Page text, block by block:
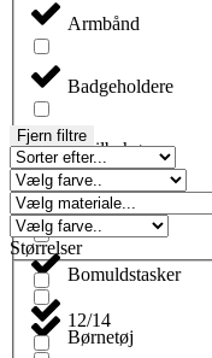
Armbånd
Badgeholdere
Biltilbehør
Blyanter
Bomuldstasker
Børnetøj
Fjern filtre
Størrelser
12/14